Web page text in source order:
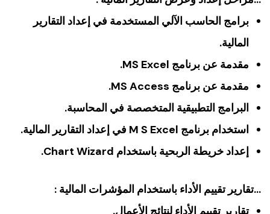
برامج الحاسب الآلي المستخدمة في إعداد التقارير
المالية.
مقدمة عن برنامج MS Excel.
مقدمة عن برنامج MS Access.
البرامج التطبيقية المتخصصة في المحاسبة.
استخدام برنامج M S Excel في إعداد التقارير المالية.
إعداد خريطة الربحية باستخدام Chart Wizard.
…تقارير تقييم الأداء باستخدام المؤشرات المالية :